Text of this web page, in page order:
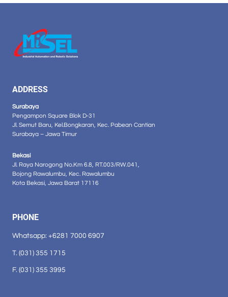
ADDRESS
Surabaya
Pengampon Square Blok D-31
Jl. Semut Baru, Kel.Bongkaran, Kec. Pabean Cantian
Surabaya – Jawa Timur
Bekasi
Jl. Raya Narogong No.Km 6.8, RT.003/RW.041,
Bojong Rawalumbu, Kec. Rawalumbu
Kota Bekasi, Jawa Barat 17116
PHONE
Whatsapp: +6281 7000 6907
T. (031) 355 1715
F. (031) 355 3995